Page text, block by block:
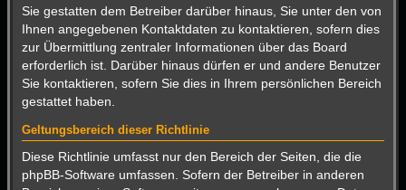
Sie gestatten dem Betreiber darüber hinaus, Sie unter den von
Ihnen angegebenen Kontaktdaten zu kontaktieren, sofern dies
zur Übermittlung zentraler Informationen über das Board
erforderlich ist. Darüber hinaus dürfen er und andere Benutzer
Sie kontaktieren, sofern Sie dies in Ihrem persönlichen Bereich
gestattet haben.
Geltungsbereich dieser Richtlinie
Diese Richtlinie umfasst nur den Bereich der Seiten, die die
phpBB-Software umfassen. Sofern der Betreiber in anderen